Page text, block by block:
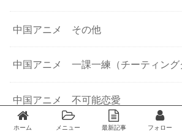
中国アニメ その他
中国アニメ 一課一練（チーティング
中国アニメ 不可能恋愛
ホーム メニュー 最新記事 フォロー
Twitter